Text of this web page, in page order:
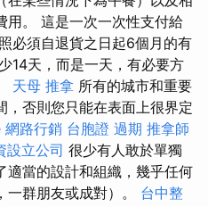
用。 這是一次一次性支付給
必須自退貨之日起6個月的有
14天，而是一天，有必要方
天母 推拿 所有的城市和重要
，否則您只能在表面上很界定
網路行銷 台胞證 過期 推拿師
設立公司 很少有人敢於單獨
適當的設計和組織，幾乎任何
一群朋友或成對）。 台中整